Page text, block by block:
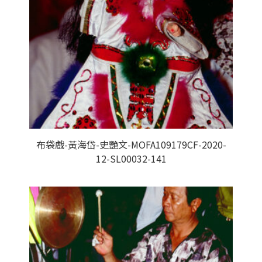
布袋戲-黃海岱-史艷文-MOFA109179CF-2020-
12-SL00032-141